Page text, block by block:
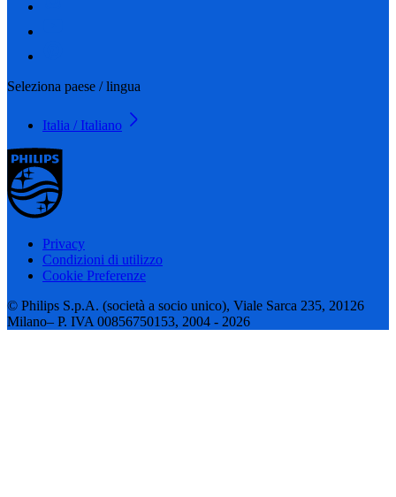
Seleziona paese / lingua
Italia / Italiano
Privacy
Condizioni di utilizzo
Cookie Preferenze
© Philips S.p.A. (società a socio unico), Viale Sarca 235, 20126
Milano– P. IVA 00856750153, 2004 - 2026